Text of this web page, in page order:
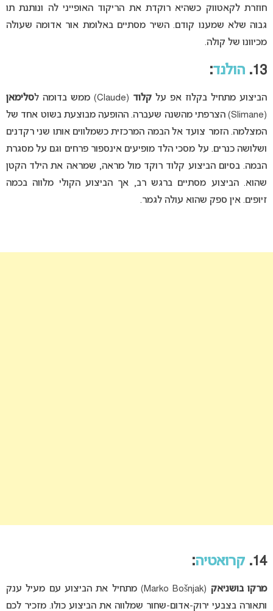
חוזרת לקאטווק כשהיא רוקדת את הריקוד האופייני לה ונותנת תו
גבוה שלא שמענו קודם. השיר מסתיים באלומת אור אדומה שעולה
מכיוונו של קולה.
13. הולנד:
הביצוע מתחיל בקלוז אפ על קלוד (Claude) ממש בדומה ל
סלימאן
(Slimane) הצרפתי מהשנה שעברה. ההופעה מבוצעת בשוט אחד של
המצלמה. הזמר צועד אל הבמה המרכזית כשמלווים אותו שני רקדנים
ושלושה כנרים. על מסכי הלד מופיעים אינספור פרחים וגם על מסגרת
הבמה. בסיום הביצוע קלוד רוקד מול מראה, שמראה את הילד הקטן
שהוא. הביצוע מסתיים ברגש רב, אך הביצוע הקולי מלווה בכמה
זיופים. אין ספק שהוא עולה לגמר.
14. קרואטיה:
מרקו בושניאק
(Marko Bošnjak) מתחיל את הביצוע עם מעיל ענק
ותאורה בצבעי ירוק-אדום-שחור שמלווה את הביצוע כולו. מזכיר לכם